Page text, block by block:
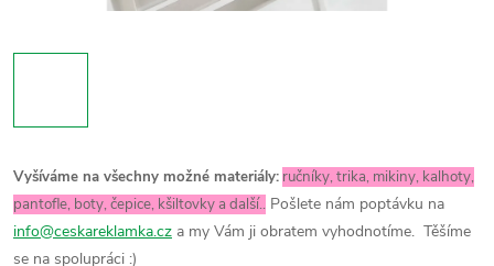
Vyšíváme na všechny možné materiály: ručníky, trika, mikiny, kalhoty,
pantofle, boty, čepice, kšiltovky a další.. Pošlete nám poptávku na
info@ceskareklamka.cz a my Vám ji obratem vyhodnotíme. Těšíme
se na spolupráci :)